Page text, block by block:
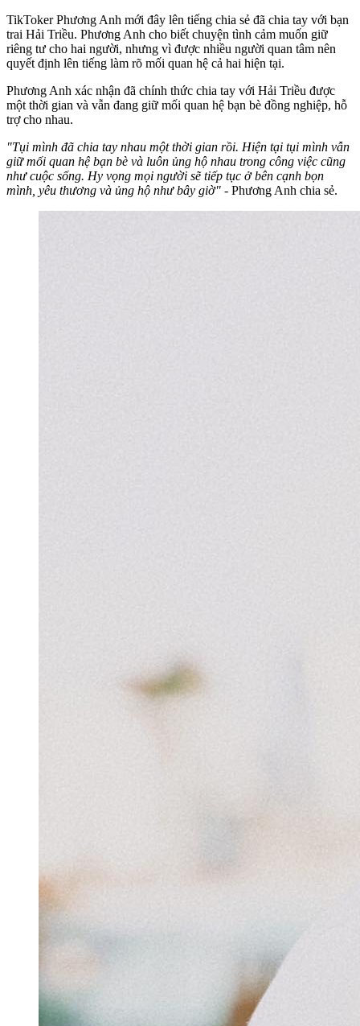
TikToker Phương Anh mới đây lên tiếng chia sẻ đã chia tay với bạn
trai Hải Triều. Phương Anh cho biết chuyện tình cảm muốn giữ
riêng tư cho hai người, nhưng vì được nhiều người quan tâm nên
quyết định lên tiếng làm rõ mối quan hệ cả hai hiện tại.
Phương Anh xác nhận đã chính thức chia tay với Hải Triều được
một thời gian và vẫn đang giữ mối quan hệ bạn bè đồng nghiệp, hỗ
trợ cho nhau.
"Tụi mình đã chia tay nhau một thời gian rồi. Hiện tại tụi mình vẫn
giữ mối quan hệ bạn bè và luôn ủng hộ nhau trong công việc cũng
như cuộc sống. Hy vọng mọi người sẽ tiếp tục ở bên cạnh bọn
mình, yêu thương và ủng hộ như bây giờ" - Phương Anh chia sẻ.